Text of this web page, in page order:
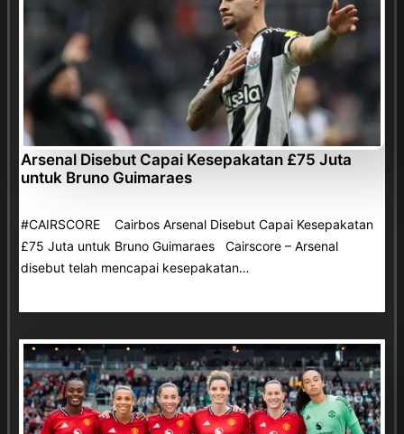
Arsenal Disebut Capai Kesepakatan £75 Juta
untuk Bruno Guimaraes
#CAIRSCORE Cairbos Arsenal Disebut Capai Kesepakatan
£75 Juta untuk Bruno Guimaraes Cairscore – Arsenal
disebut telah mencapai kesepakatan…